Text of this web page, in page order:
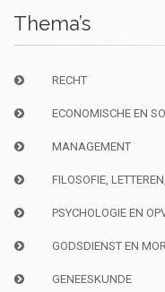
Thema’s
RECHT
ECONOMISCHE EN
MANAGEMENT
FILOSOFIE,
PSYCHOLOGIE EN
GODSDIENST EN
GENEESKUNDE